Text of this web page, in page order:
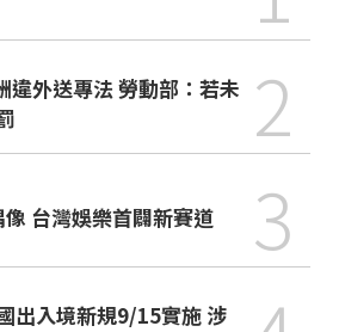
外送專法 勞動部：若未 2
台灣娛樂首闢新賽道 3
出入境新規9/15實施 涉